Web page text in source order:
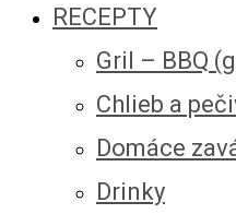
RECEPTY
Gril – BBQ
Chlieb a
Domáce
Drinky